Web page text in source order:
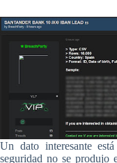
Un dato interesante
seguridad no se produjo